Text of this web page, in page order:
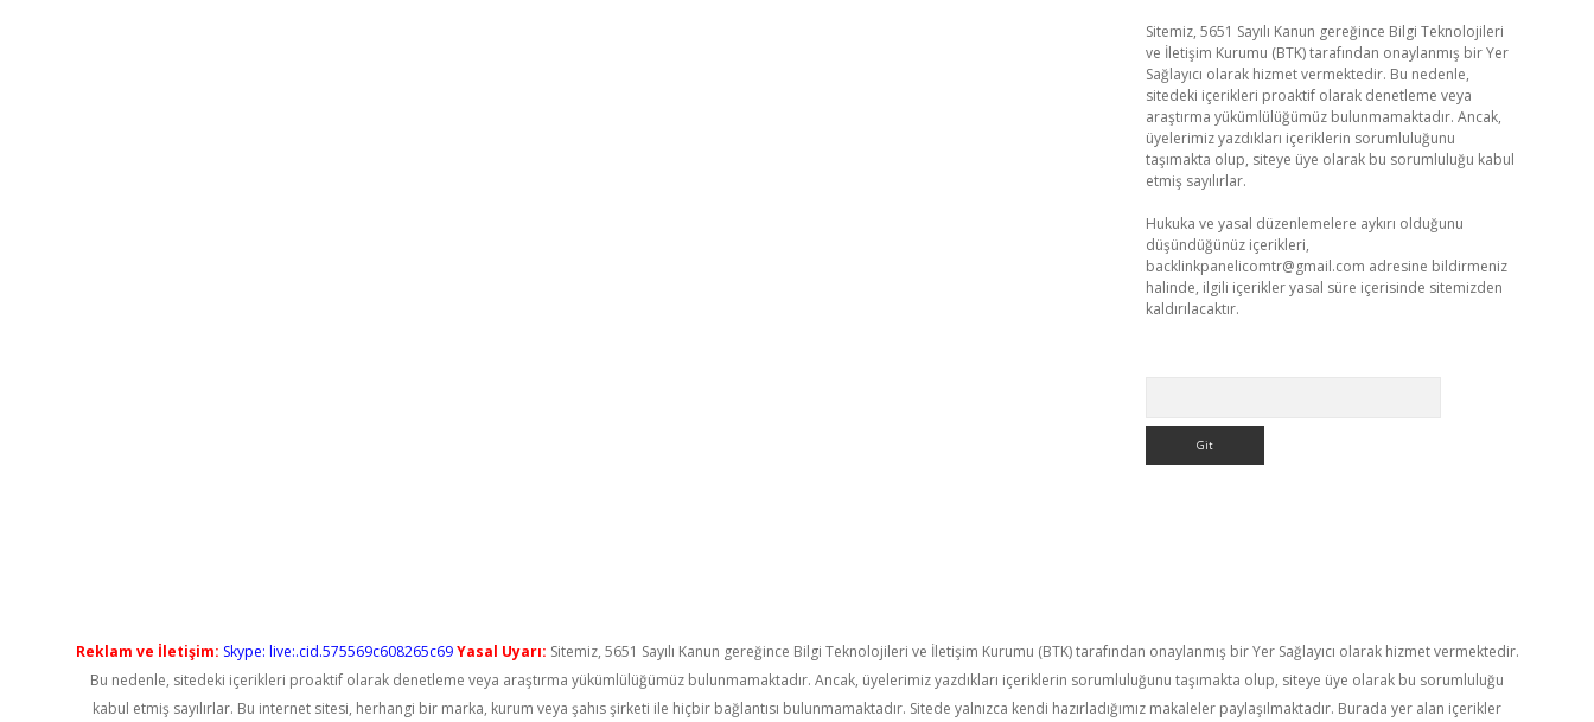
Sitemiz, 5651 Sayılı Kanun gereğince Bilgi Teknolojileri
ve İletişim Kurumu (BTK) tarafından onaylanmış bir Yer
Sağlayıcı olarak hizmet vermektedir. Bu nedenle,
sitedeki içerikleri proaktif olarak denetleme veya
araştırma yükümlülüğümüz bulunmamaktadır. Ancak,
üyelerimiz yazdıkları içeriklerin sorumluluğunu
taşımakta olup, siteye üye olarak bu sorumluluğu kabul
etmiş sayılırlar.
Hukuka ve yasal düzenlemelere aykırı olduğunu
düşündüğünüz içerikleri,
backlinkpanelicomtr@gmail.com adresine bildirmeniz
halinde, ilgili içerikler yasal süre içerisinde sitemizden
kaldırılacaktır.
Reklam ve İletişim: Skype: live:.cid.575569c608265c69 Yasal Uyarı: Sitemiz, 5651 Sayılı Kanun gereğince Bilgi Teknolojileri ve İletişim Kurumu (BTK) tarafından onaylanmış bir Yer Sağlayıcı olarak hizmet vermektedir.
Bu nedenle, sitedeki içerikleri proaktif olarak denetleme veya araştırma yükümlülüğümüz bulunmamaktadır. Ancak, üyelerimiz yazdıkları içeriklerin sorumluluğunu taşımakta olup, siteye üye olarak bu sorumluluğu
kabul etmiş sayılırlar. Bu internet sitesi, herhangi bir marka, kurum veya şahıs şirketi ile hiçbir bağlantısı bulunmamaktadır. Sitede yalnızca kendi hazırladığımız makaleler paylaşılmaktadır. Burada yer alan içerikler